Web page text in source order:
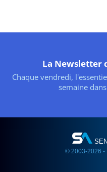
La Newsletter
Chaque vendredi,
semaine
© 2003-2026 -